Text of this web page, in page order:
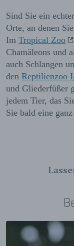
Sind Sie ein
Orte, an denen
Im Tropical Zoo
Chamäleons und
auch Schlangen
den Reptilienzoo
und Gliederfüßer
jedem Tier, das
Sie bald eine